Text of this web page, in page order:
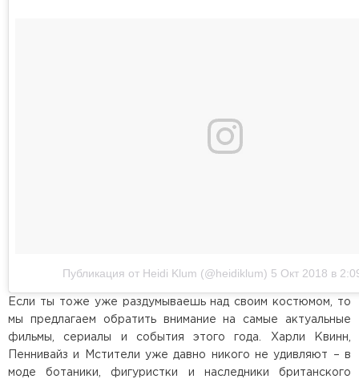
Публикация от Heidi Klum (@heidiklum) 5 Окт 2018 в
Если ты тоже уже раздумываешь над своим костюмом, то
мы предлагаем обратить внимание на самые актуальные
фильмы, сериалы и события этого года. Харли Квинн,
Пеннивайз и Мстители уже давно никого не удивляют – в
моде ботаники, фигуристки и наследники британского